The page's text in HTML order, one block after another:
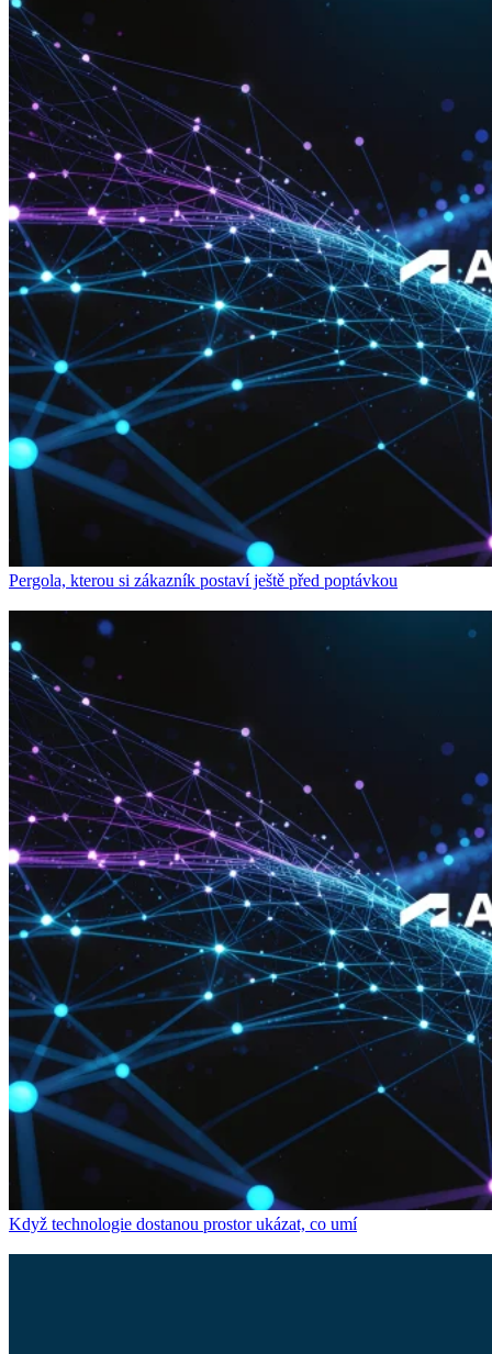
Pergola, kterou si zákazník postaví ještě před poptávkou
Když technologie dostanou prostor ukázat, co umí